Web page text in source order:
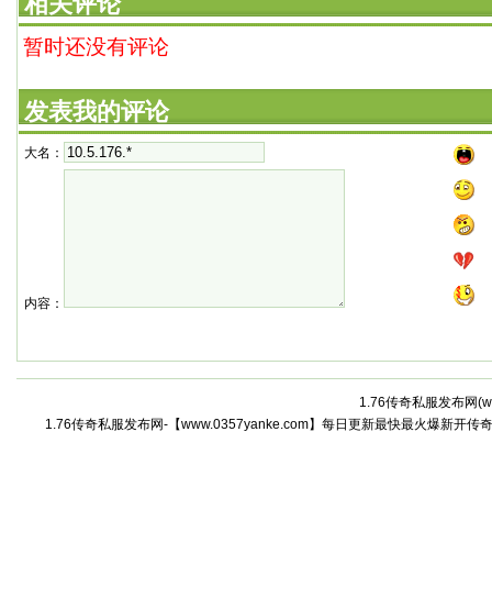
暂时还没有评论
发表我的评论
大名：
内容：
1.76传奇私服发布网(
1.76传奇私服发布网-【www.0357yanke.com】每日更新最快最火爆新开传